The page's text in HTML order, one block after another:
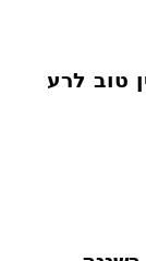
בין טוב לרע